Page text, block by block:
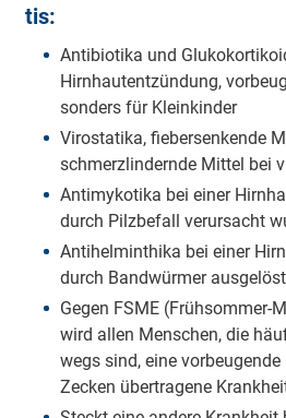
tis:
An­ti­bio­ti­ka und
Hirn­haut­ent­zün­dung,
son­ders für Klein­kin­der
Vi­ro­sta­ti­ka, fie­ber­sen­ken­de
schmerz­lin­dern­de Mit­tel bei
An­ti­my­ko­ti­ka bei ei­ner
durch Pilz­be­fall ver­ur­sacht
An­ti­hel­min­thi­ka bei ei­ner
durch Band­wür­mer
Ge­gen FSME (Früh­som­mer-
wird al­len Men­schen, die
wegs sind, ei­ne
Ze­cken über­tra­ge­ne